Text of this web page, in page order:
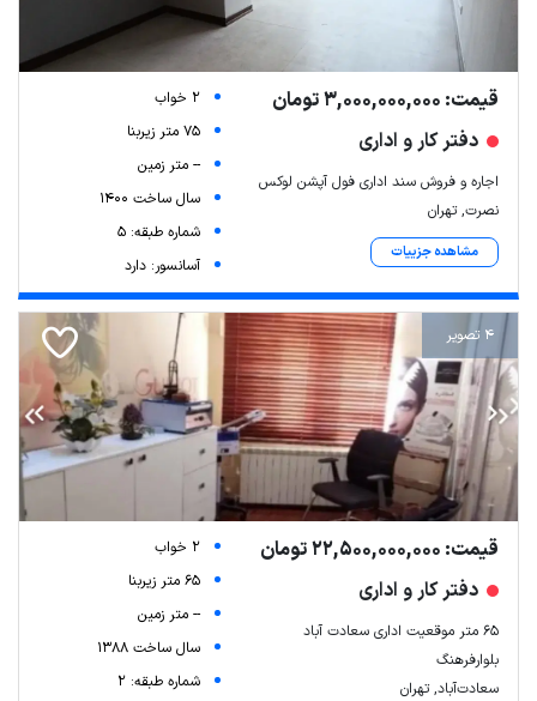
قیمت: 3,000,000,000 تومان
دفتر کار و اداری
اجاره و فروش سند اداری فول آپشن لوکس
نصرت, تهران
مشاهده جزییات
2 خواب
75 متر زیربنا
-- متر زمین
سال ساخت 1400
شماره طبقه: 5
آسانسور: دارد
4 تصویر
قیمت: 22,500,000,000 تومان
دفتر کار و اداری
۶۵ متر موقعیت اداری سعادت آباد
بلوارفرهنگ
سعادت‌آباد, تهران
2 خواب
65 متر زیربنا
-- متر زمین
سال ساخت 1388
شماره طبقه: 2